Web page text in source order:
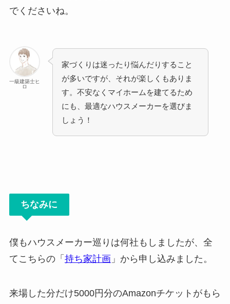
でくださいね。
一級建築士ヒ
ロ
家づくりは迷ったり悩んだりすること
が多いですが、それが楽しくもありま
す。不安なくマイホームを建てるため
にも、最適なハウスメーカーを選びま
しょう！
ちなみに
僕もハウスメーカー巡りは何社もしましたが、全
てこちらの「 持ち家計画」から申し込みました。
来場した分だけ5000円分のAmazonチケットがもら